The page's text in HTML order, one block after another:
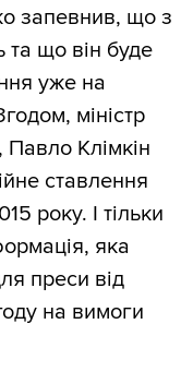
запевнив, що з
та що він буде
уже на
міністр
Клімкін
ставлення
року. І тільки
яка
преси від
на вимоги